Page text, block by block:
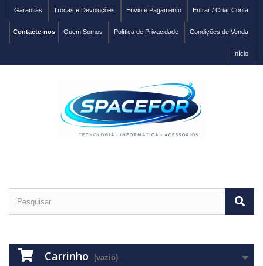
Entrar / Criar Conta
Envio e Pagamento
Trocas e Devoluções
Garantias
Condições de Venda
Política de Privacidade
Quem Somos
Contacte-nos
Início
Carrinho (vazio)